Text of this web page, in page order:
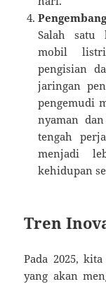
Salah satu
mobil
pengisian
jaringan
pengemudi
nyaman
tengah
menjadi
kehidupan
Tren
Pada 2025,
yang akan